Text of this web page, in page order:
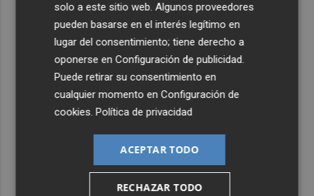
solo a este sitio web. Algunos proveedores
pueden basarse en el interés legítimo en
lugar del consentimiento; tiene derecho a
oponerse enConfiguración de publicidad.
Puede retirar su consentimiento en
cualquier momento enConfiguración de
cookies.Política de privacidad
ACEPTAR TODO
RECHAZAR TODO